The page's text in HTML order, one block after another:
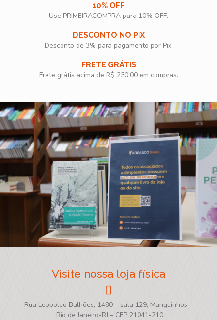
10% OFF
Use PRIMEIRACOMPRA para 10% OFF.​
DESCONTO NO PIX
Desconto de 3% para pagamento por Pix.
FRETE GRÁTIS
Frete grátis acima de R$ 250,00 em compras.
Visite nossa loja física
Rua Leopoldo Bulhões, 1480 – sala 129, Manguinhos –
Rio de Janeiro-RJ – CEP 21041-210